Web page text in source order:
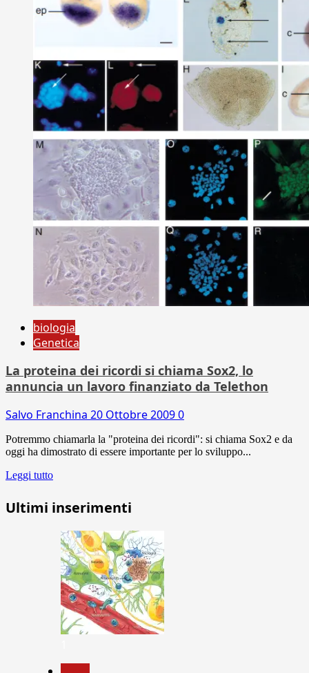
biologia
Genetica
La proteina dei ricordi si chiama Sox2, lo
annuncia un lavoro finanziato da Telethon
Salvo Franchina 20 Ottobre 20090
Potremmo chiamarla la "proteina dei ricordi": si chiama Sox2 e da
oggi ha dimostrato di essere importante per lo sviluppo...
Leggi tutto
Ultimi inserimenti